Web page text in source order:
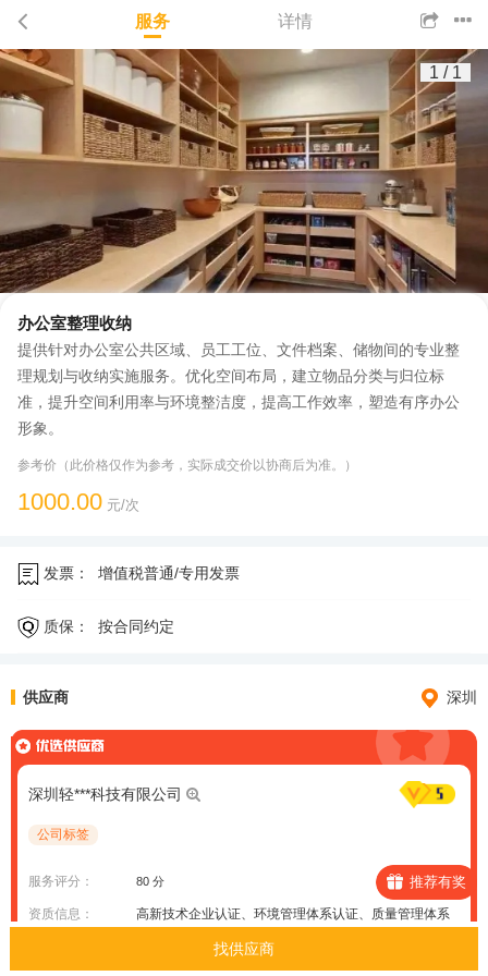
服务 详情
1 / 1
办公室整理收纳
提供针对办公室公共区域、员工工位、文件档案、储物间的专业整
理规划与收纳实施服务。优化空间布局，建立物品分类与归位标
准，提升空间利用率与环境整洁度，提高工作效率，塑造有序办公
形象。
参考价（此价格仅作为参考，实际成交价以协商后为准。）
1000.00 元/次
发票： 增值税普通/专用发票
质保： 按合同约定
供应商 深圳
深圳轻***科技有限公司
公司标签
服务评分： 80 分
资质信息： 高新技术企业认证、环境管理体系认证、质量管理体系
认证（ISO9001）
推荐有奖
找供应商